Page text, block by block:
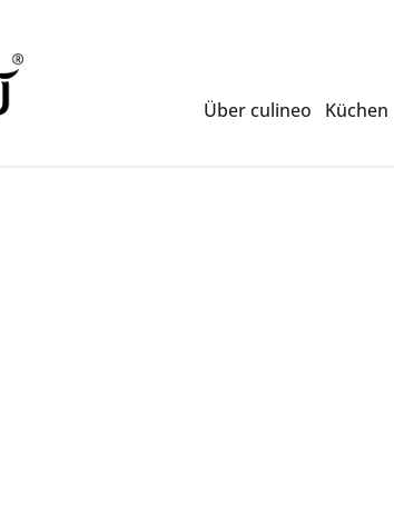
Über culineo Küchen